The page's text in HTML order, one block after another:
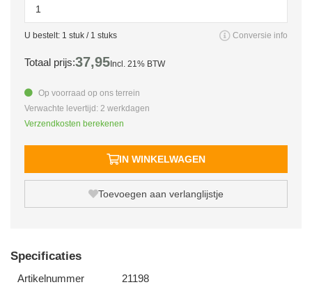
U bestelt: 1 stuk / 1 stuks Conversie info
Totaal prijs:37,95 Incl. 21% BTW
Op voorraad op ons terrein
Verwachte levertijd: 2 werkdagen
Verzendkosten berekenen
IN WINKELWAGEN
Toevoegen aan verlanglijstje
Specificaties
Artikelnummer
21198